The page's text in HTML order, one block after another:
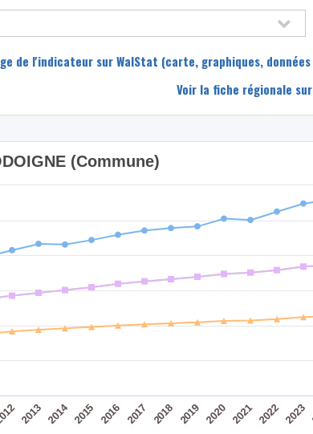
de l'indicateur sur WalStat (carte, graphiques,
Voir la fiche régionale
(Commune)
2013 2014 2015 2016 2017 2018 2019 2020 2021 2022 2023